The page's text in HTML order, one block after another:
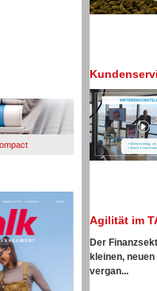
Agilität im
Der
kleinen,
vergan...